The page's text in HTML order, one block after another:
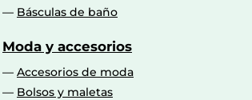
Básculas de baño
Moda y accesorios
Accesorios de moda
Bolsos y maletas